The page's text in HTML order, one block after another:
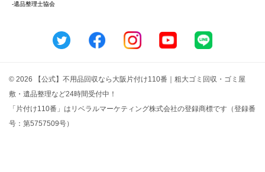
-遺品整理士協会
© 2026 【公式】不用品回収なら大阪片付け110番｜粗大ゴミ回収・ゴミ屋
敷・遺品整理など24時間受付中！
「片付け110番」はリベラルマーケティング株式会社の登録商標です（登録番
号：第5757509号）